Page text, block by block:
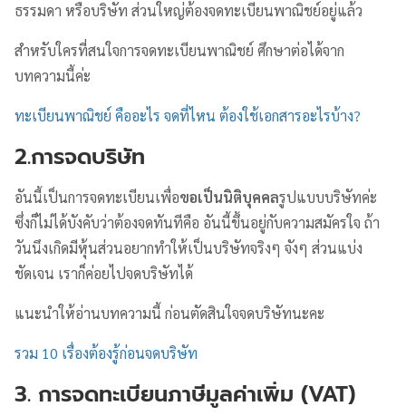
ธรรมดา หรือบริษัท ส่วนใหญ่ต้องจดทะเบียนพาณิชย์อยู่แล้ว
สำหรับใครที่สนใจการจดทะเบียนพาณิชย์ ศึกษาต่อได้จาก
บทความนี้ค่ะ
ทะเบียนพาณิชย์ คืออะไร จดที่ไหน ต้องใช้เอกสารอะไรบ้าง?
2.การจดบริษัท
อันนี้เป็นการจดทะเบียนเพื่อขอเป็นนิติบุคคลรูปแบบบริษัทค่ะ
ซึ่งก็ไม่ได้บังคับว่าต้องจดทันทีคือ อันนี้ขึ้นอยู่กับความสมัครใจ ถ้า
วันนึงเกิดมีหุ้นส่วนอยากทำให้เป็นบริษัทจริงๆ จังๆ ส่วนแบ่ง
ชัดเจน เราก็ค่อยไปจดบริษัทได้
แนะนำให้อ่านบทความนี้ ก่อนตัดสินใจจดบริษัทนะคะ
รวม 10 เรื่องต้องรู้ก่อนจดบริษัท
3. การจดทะเบียนภาษีมูลค่าเพิ่ม (VAT)